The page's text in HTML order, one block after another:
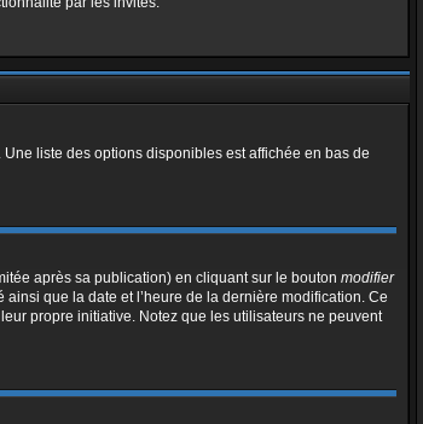
liste des options disponibles est affichée en bas de
après sa publication) en cliquant sur le bouton modifier
que la date et l’heure de la dernière modification. Ce
propre initiative. Notez que les utilisateurs ne peuvent